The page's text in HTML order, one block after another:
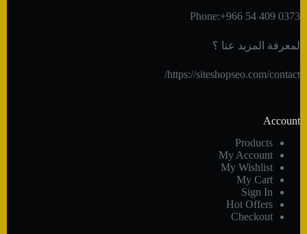
Phone:+966 54 409 0373
لمعرفة المزيد عنا ؟
https://siteshopseo.com/contact/
Account
Products
My Account
My Wishlist
My Cart
Sign In
Hot Offers
Checkout